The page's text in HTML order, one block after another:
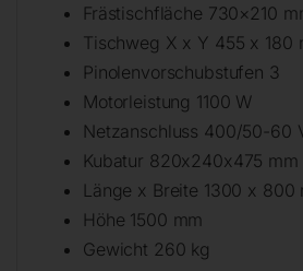
Frästischfläche 730×210
Tischweg X x Y 455 x 180
Pinolenvorschubstufen 3
Motorleistung 1100 W
Netzanschluss 400/50-60
Kubatur 820x240x475 mm
Länge x Breite 1300 x 800
Höhe 1500 mm
Gewicht 260 kg